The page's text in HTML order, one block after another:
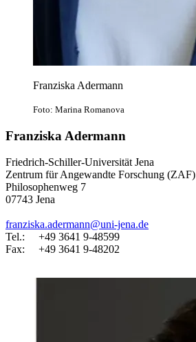
Franziska Adermann
Foto: Marina Romanova
Franziska Adermann
Friedrich-Schiller-Universität Jena
Zentrum für Angewandte Forschung (ZAF)
Philosophenweg 7
07743 Jena
franziska.adermann@uni-jena.de
Tel.: +49 3641 9-48599
Fax: +49 3641 9-48202